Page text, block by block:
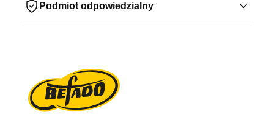
Podmiot odpowiedzialny